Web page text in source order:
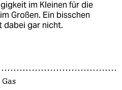
im Kleinen für die
Großen. Ein bisschen
dabei gar nicht.